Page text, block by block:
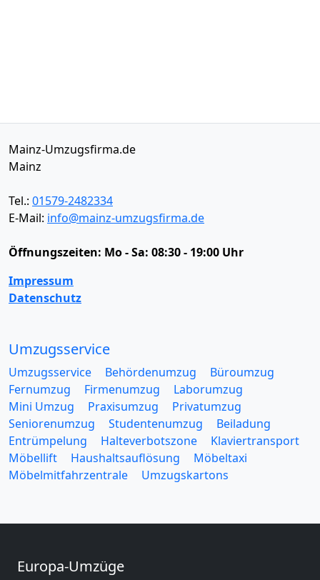
Mainz-Umzugsfirma.de
Mainz
Tel.: 01579-2482334
E-Mail: info@mainz-umzugsfirma.de
Öffnungszeiten: Mo - Sa: 08:30 - 19:00 Uhr
Impressum
Datenschutz
Umzugsservice
Umzugsservice Behördenumzug
Büroumzug
Fernumzug
Firmenumzug
Laborumzug
Mini Umzug
Praxisumzug
Privatumzug
Seniorenumzug
Studentenumzug
Beiladung
Entrümpelung
Halteverbotszone
Klaviertransport
Möbellift
Haushaltsauflösung
Möbeltaxi
Möbelmitfahrzentrale
Umzugskartons
Europa-Umzüge